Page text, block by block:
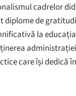
cadrelor
de
la
care își dedică